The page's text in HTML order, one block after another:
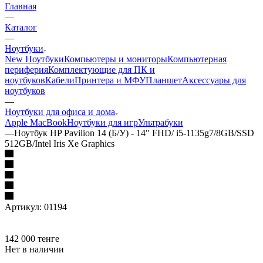
Главная
—
Каталог
—
Ноутбуки
New НоутбукиКомпьютеры и мониторыКомпьютерная
периферияКомплектующие для ПК и
ноутбуковКабелиПринтера и МФУПланшетАксессуары для
ноутбуков
—
Ноутбуки для офиса и дома
Apple MacBookНоутбуки для игрУльтрабуки
—Ноутбук HP Pavilion 14 (Б/У) - 14" FHD/ i5-1135g7/8GB/SSD
512GB/Intel Iris Xe Graphics
Артикул: 01194
142 000 тенге
Нет в наличии